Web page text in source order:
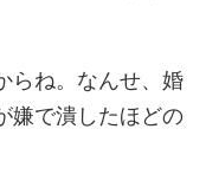
らね。なんせ、婚
嫌で潰したほどの